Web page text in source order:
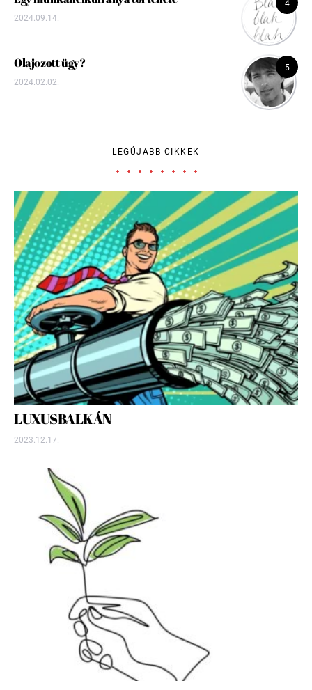
4
2024.09.14.
5
Olajozott ügy?
2024.02.02.
LEGÚJABB CIKKEK
LUXUSBALKÁN
2023.12.17.